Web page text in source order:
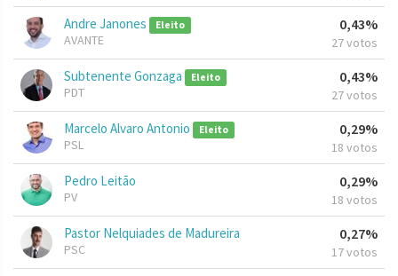
Andre Janones Eleito
AVANTE
0,43%
27 votos
Subtenente Gonzaga Eleito
PDT
0,43%
27 votos
Marcelo Alvaro Antonio Eleito
PSL
0,29%
18 votos
Pedro Leitão
PV
0,29%
18 votos
Pastor Nelquiades de Madureira
PSC
0,27%
17 votos